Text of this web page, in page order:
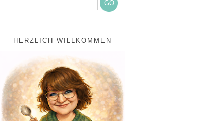
HERZLICH WILLKOMMEN